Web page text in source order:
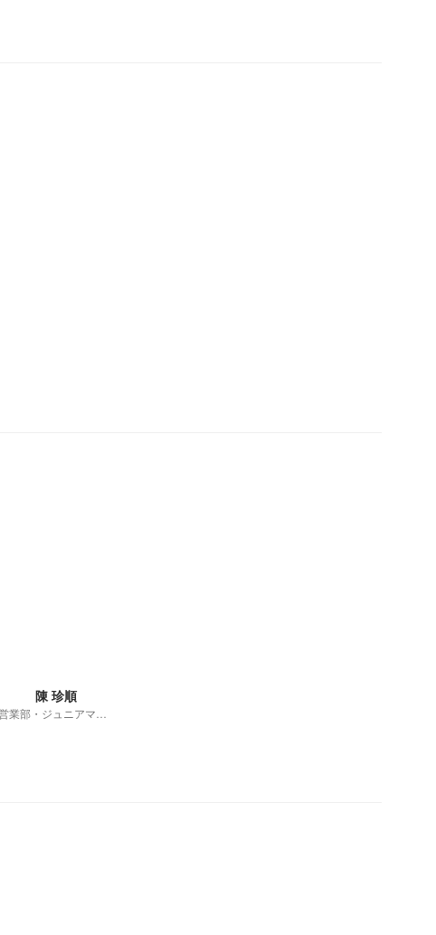
陳 珍順